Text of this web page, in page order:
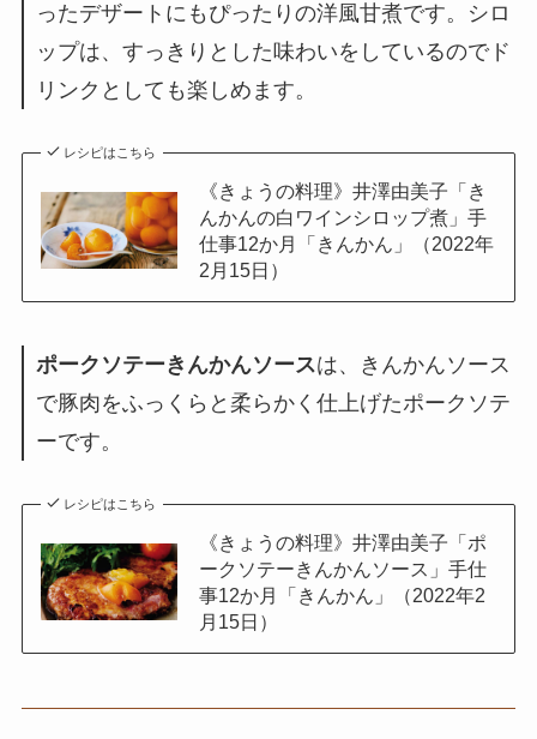
ったデザートにもぴったりの洋風甘煮です。シロ
ップは、すっきりとした味わいをしているのでド
リンクとしても楽しめます。
レシピはこちら
《きょうの料理》井澤由美子「き
んかんの白ワインシロップ煮」手
仕事12か月「きんかん」（2022年
2月15日）
ポークソテーきんかんソースは、きんかんソース
で豚肉をふっくらと柔らかく仕上げたポークソテ
ーです。
レシピはこちら
《きょうの料理》井澤由美子「ポ
ークソテーきんかんソース」手仕
事12か月「きんかん」（2022年2
月15日）